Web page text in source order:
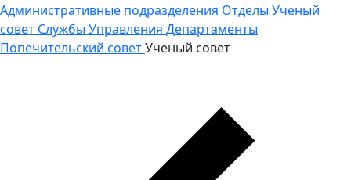
Административные подразделения Отделы Ученый
совет Службы Управления Департаменты
Попечительский советУченый совет